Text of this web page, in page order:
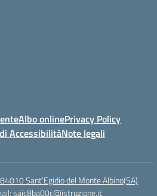
Albo onlinePrivacy Policy
AccessibilitàNote legali
Sant’Egidio del Monte Albino(SA)
saic8ba00c@istruzione.it